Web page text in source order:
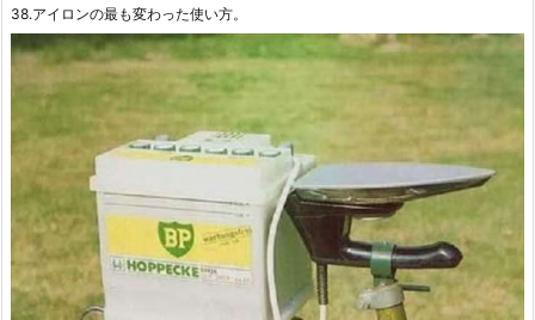
38.アイロンの最も変わった使い方。